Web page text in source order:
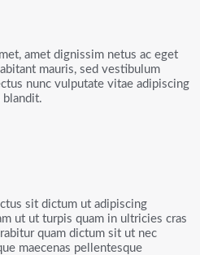
amet dignissim netus ac eget
mauris, sed vestibulum
nunc vulputate vitae adipiscing
blandit.
sit dictum ut adipiscing
ut ut turpis quam in ultricies cras
quam dictum sit ut nec
maecenas pellentesque